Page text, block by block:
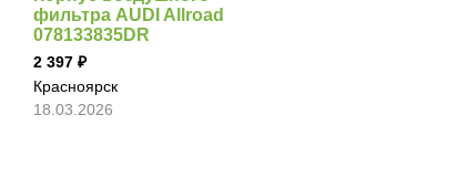
фильтра AUDI Allroad
078133835DR
2 397
Красноярск
18.03.2026